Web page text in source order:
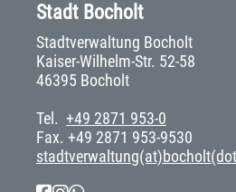
Stadt Bocholt
Stadtverwaltung Bocholt
Kaiser-Wilhelm-Str. 52-58
46395 Bocholt
Tel. +49 2871 953-0
Fax. +49 2871 953-9530